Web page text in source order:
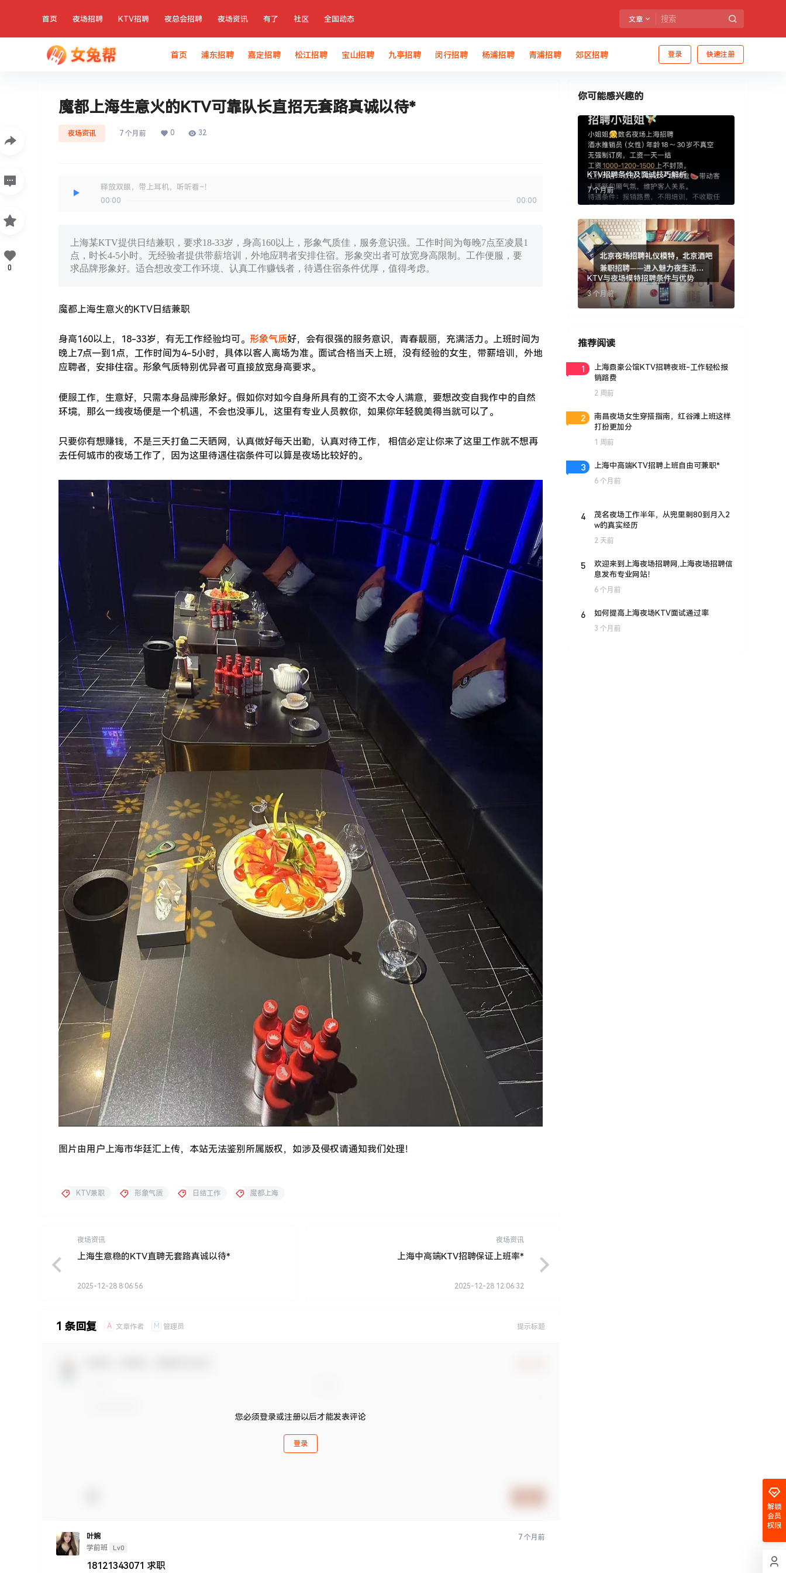
首页 夜场招聘 KTV招聘 夜总会招聘 夜场资讯 有了 社区 全国动态 文章
登录 快速注册
首页 浦东招聘 嘉定招聘 松江招聘 宝山招聘 九亭招聘 闵行招聘 杨浦招聘 青浦招聘 郊区招聘
魔都上海生意火的KTV可靠队长直招无套路真诚以待*
夜场资讯 7 个月前 0 32
释放双眼，带上耳机，听听看~！
00:00
00:00
上海某KTV提供日结兼职，要求18-33岁，身高160以上，形象气质佳，服务意识强。工作时间为每晚7点至凌晨1
点，时长4-5小时。无经验者提供带薪培训，外地应聘者安排住宿。形象突出者可放宽身高限制。工作便服，要
求品牌形象好。适合想改变工作环境、认真工作赚钱者，待遇住宿条件优厚，值得考虑。
魔都上海生意火的KTV日结兼职
身高160以上，18-33岁，有无工作经验均可。 形象气质好，会有很强的服务意识，青春靓丽，充满活力。上班时间为
晚上7点—到1点，工作时间为4-5小时，具体以客人离场为准。面试合格当天上班，没有经验的女生，带薪培训，外地
应聘者，安排住宿。形象气质特别优异者可直接放宽身高要求。
便服工作，生意好，只需本身品牌形象好。假如你对如今自身所具有的工资不太令人满意，要想改变自我作中的自然
环境，那么一线夜场便是一个机遇，不会也没事儿，这里有专业人员教你，如果你年轻貌美得当就可以了。
只要你有想赚钱，不是三天打鱼二天晒网，认真做好每天出勤，认真对待工作， 相信必定让你来了这里工作就不想再
去任何城市的夜场工作了，因为这里待遇住宿条件可以算是夜场比较好的。
图片由用户上海市华廷汇上传，本站无法鉴别所属版权，如涉及侵权请通知我们处理！
0
KTV兼职 形象气质 日结工作 魔都上海
夜场资讯
上海生意稳的KTV直聘无套路真诚以待*
2025-12-28 8:06:56
夜场资讯
上海中高端KTV招聘保证上班率*
2025-12-28 12:06:32
1 条回复 A 文章作者 M 管理员 提示标题
您必须登录或注册以后才能发表评论
登录
叶婉
学前班
Lv0
7 个月前
18121343071 求职
你可能感兴趣的
KTV招聘条件及面试技巧解析
7 个月前
KTV与夜场模特招聘条件与优势
3 个月前
推荐阅读
1
上海鼎豪公馆KTV招聘夜班-工作轻松报
销路费
2 周前
2
南昌夜场女生穿搭指南，红谷滩上班这样
打扮更加分
1 周前
3 上海中高端KTV招聘上班自由可兼职*
6 个月前
4
茂名夜场工作半年，从兜里剩80到月入2
w的真实经历
2 天前
5
欢迎来到上海夜场招聘网,上海夜场招聘信
息发布专业网站！
6 个月前
6 如何提高上海夜场KTV面试通过率
3 个月前
解锁
会员
权限